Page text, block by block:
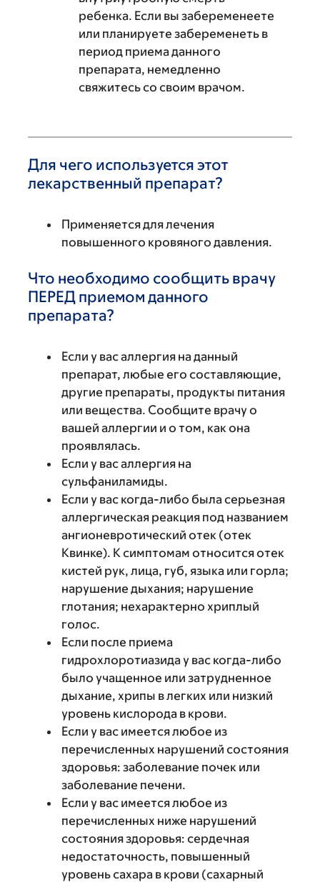
ребенка. Если вы забеременеете
или планируете забеременеть в
период приема данного
препарата, немедленно
свяжитесь со своим врачом.
Для чего используется этот
лекарственный препарат?
Применяется для лечения
повышенного кровяного давления.
Что необходимо сообщить врачу
ПЕРЕД приемом данного
препарата?
Если у вас аллергия на данный
препарат, любые его составляющие,
другие препараты, продукты питания
или вещества. Сообщите врачу о
вашей аллергии и о том, как она
проявлялась.
Если у вас аллергия на
сульфаниламиды.
Если у вас когда-либо была серьезная
аллергическая реакция под названием
ангионевротический отек (отек
Квинке). К симптомам относится отек
кистей рук, лица, губ, языка или горла;
нарушение дыхания; нарушение
глотания; нехарактерно хриплый
голос.
Если после приема
гидрохлоротиазида у вас когда-либо
было учащенное или затрудненное
дыхание, хрипы в легких или низкий
уровень кислорода в крови.
Если у вас имеется любое из
перечисленных нарушений состояния
здоровья: заболевание почек или
заболевание печени.
Если у вас имеется любое из
перечисленных ниже нарушений
состояния здоровья: сердечная
недостаточность, повышенный
уровень сахара в крови (сахарный